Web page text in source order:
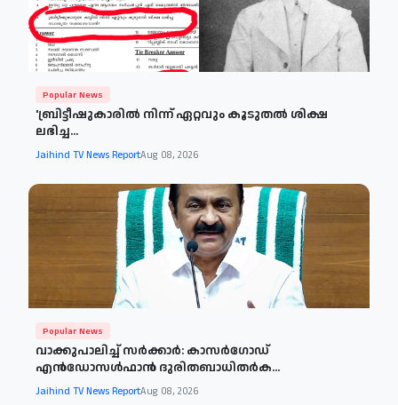
Popular News
'ബ്രിട്ടീഷുകാരില്‍ നിന്ന് ഏറ്റവും കൂടുതല്‍ ശിക്ഷ
ലഭിച്ച...
Jaihind TV News ReportAug 08, 2026
Popular News
വാക്കുപാലിച്ച് സർക്കാർ: കാസർഗോഡ്
എൻഡോസൾഫാൻ ദുരിതബാധിതർക...
Jaihind TV News ReportAug 08, 2026